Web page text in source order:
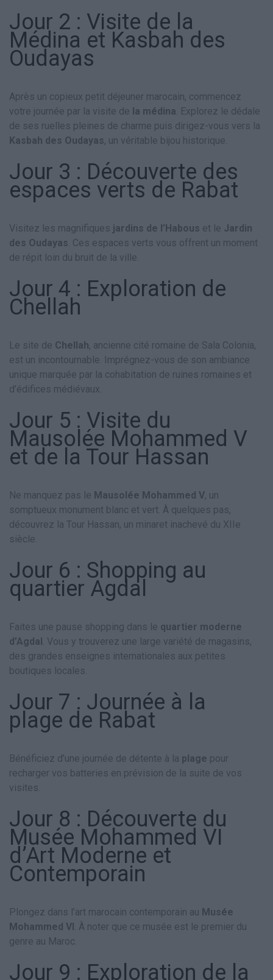
Jour 2 : Visite de la
Médina et Kasbah des
Oudayas
Après un copieux petit déjeuner marocain, commencez
votre journée par la visite de la médina. Explorez le dédale
de ses ruelles pleines de charme puis dirigez-vous vers la
Kasbah des Oudayas, un véritable bijou historique.
Jour 3 : Découverte des
espaces verts de Rabat
Visitez les magnifiques jardins de l’Habous et le Jardin
des Oudayas. Ces espaces verts vous offrent un moment
de répit loin du bruit de la ville.
Jour 4 : Exploration de
Chellah
Le site de Chellah, ancienne cité romaine de Sala Colonia,
est un incontournable. Imprégnez-vous de son ambiance
unique marquée par la cohabitation de ruines romaines et
d’édifices médiévaux.
Jour 5 : Visite du
Mausolée Mohammed V
et de la Tour Hassan
Ne manquez pas le Mausolée Mohammed V, un
somptueux monument blanc et vert. À quelques pas,
découvrez la Tour Hassan, un minaret inachevé du XIIe
siècle.
Jour 6 : Shopping au
quartier Agdal
Faites une pause shopping dans le quartier moderne
d’Agdal . Vous y trouverez une large variété de magasins,
des grandes enseignes internationales aux petites
boutiques locales.
Jour 7 : Journée à la
plage de Rabat
Bénéficiez d’une journée de détente à la plage pour
recharger vos batteries en prévision de la suite de vos
visites.
Jour 8 : Découverte du
Musée Mohammed VI
d’Art Moderne et
Contemporain
Plongez dans l’art marocain contemporain au Musée
Mohammed VI . À noter que ce musée est le premier du
genre au Maroc.
Jour 9 : Exploration de la